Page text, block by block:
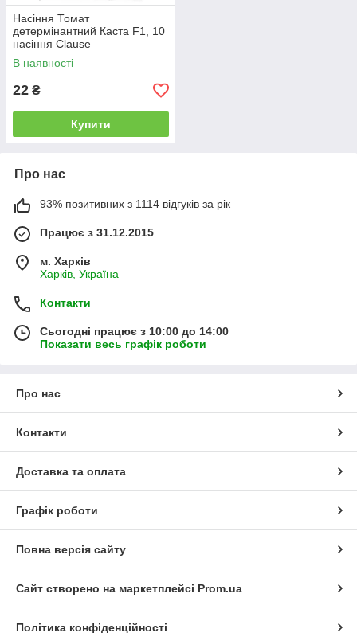
Насіння Томат
детермінантний Каста F1, 10
насіння Clause
В наявності
22 ₴
Купити
Про нас
93% позитивних з 1114 відгуків за рік
Працює з 31.12.2015
м. Харків
Харків, Україна
Контакти
Сьогодні працює з 10:00 до 14:00
Показати весь графік роботи
Про нас
Контакти
Доставка та оплата
Графік роботи
Повна версія сайту
Сайт створено на маркетплейсі Prom.ua
Політика конфіденційності